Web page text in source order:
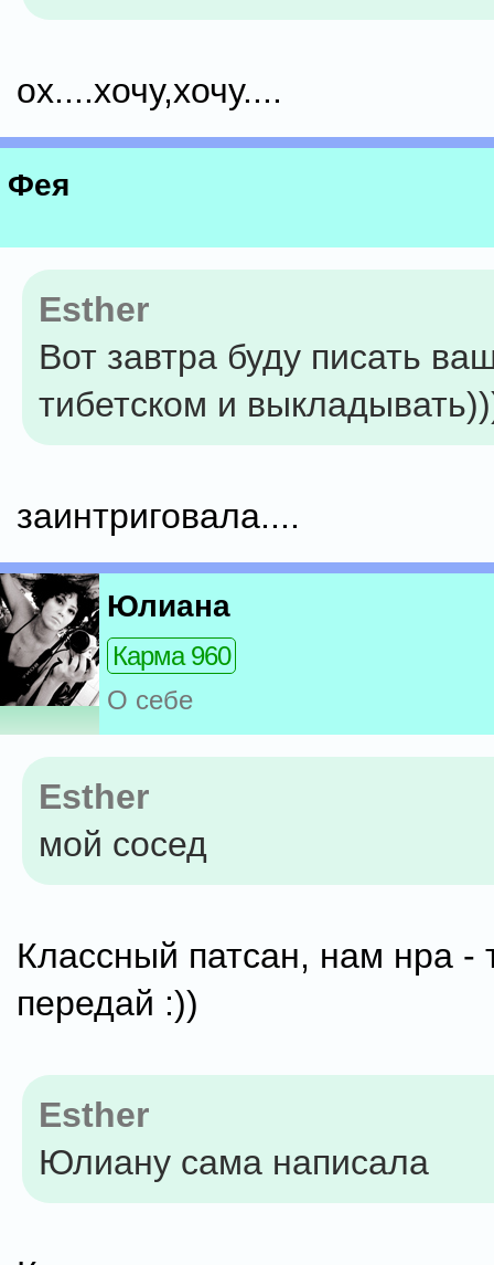
ох....хочу,хочу....
Фея
Esther
Вот завтра буду писать
тибетском и
заинтриговала....
Юлиана
Карма 960
О себе
Esther
мой сосед
Классный патсан, нам нра -
передай :))
Esther
Юлиану сама написала